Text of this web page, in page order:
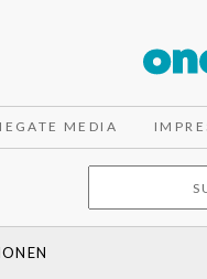
MEDIA